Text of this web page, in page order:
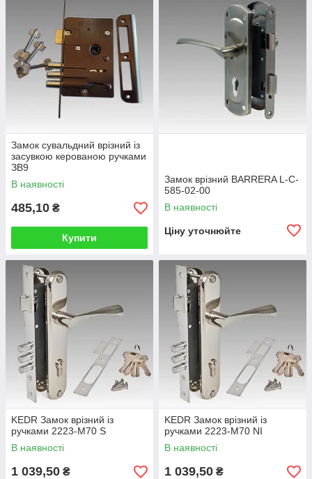
Замок сувальдний врізний із
засувкою керованою ручками
ЗВ9
В наявності
485,10 ₴
Купити
Замок врізний BARRERA L-C-
585-02-00
В наявності
Ціну уточнюйте
KEDR Замок врізний із
ручками 2223-M70 S
В наявності
1 039,50 ₴
KEDR Замок врізний із
ручками 2223-M70 NI
В наявності
1 039,50 ₴